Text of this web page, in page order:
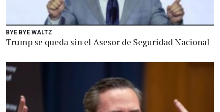
BYE BYE WALTZ
Trump se queda sin el Asesor de Seguridad Nacional